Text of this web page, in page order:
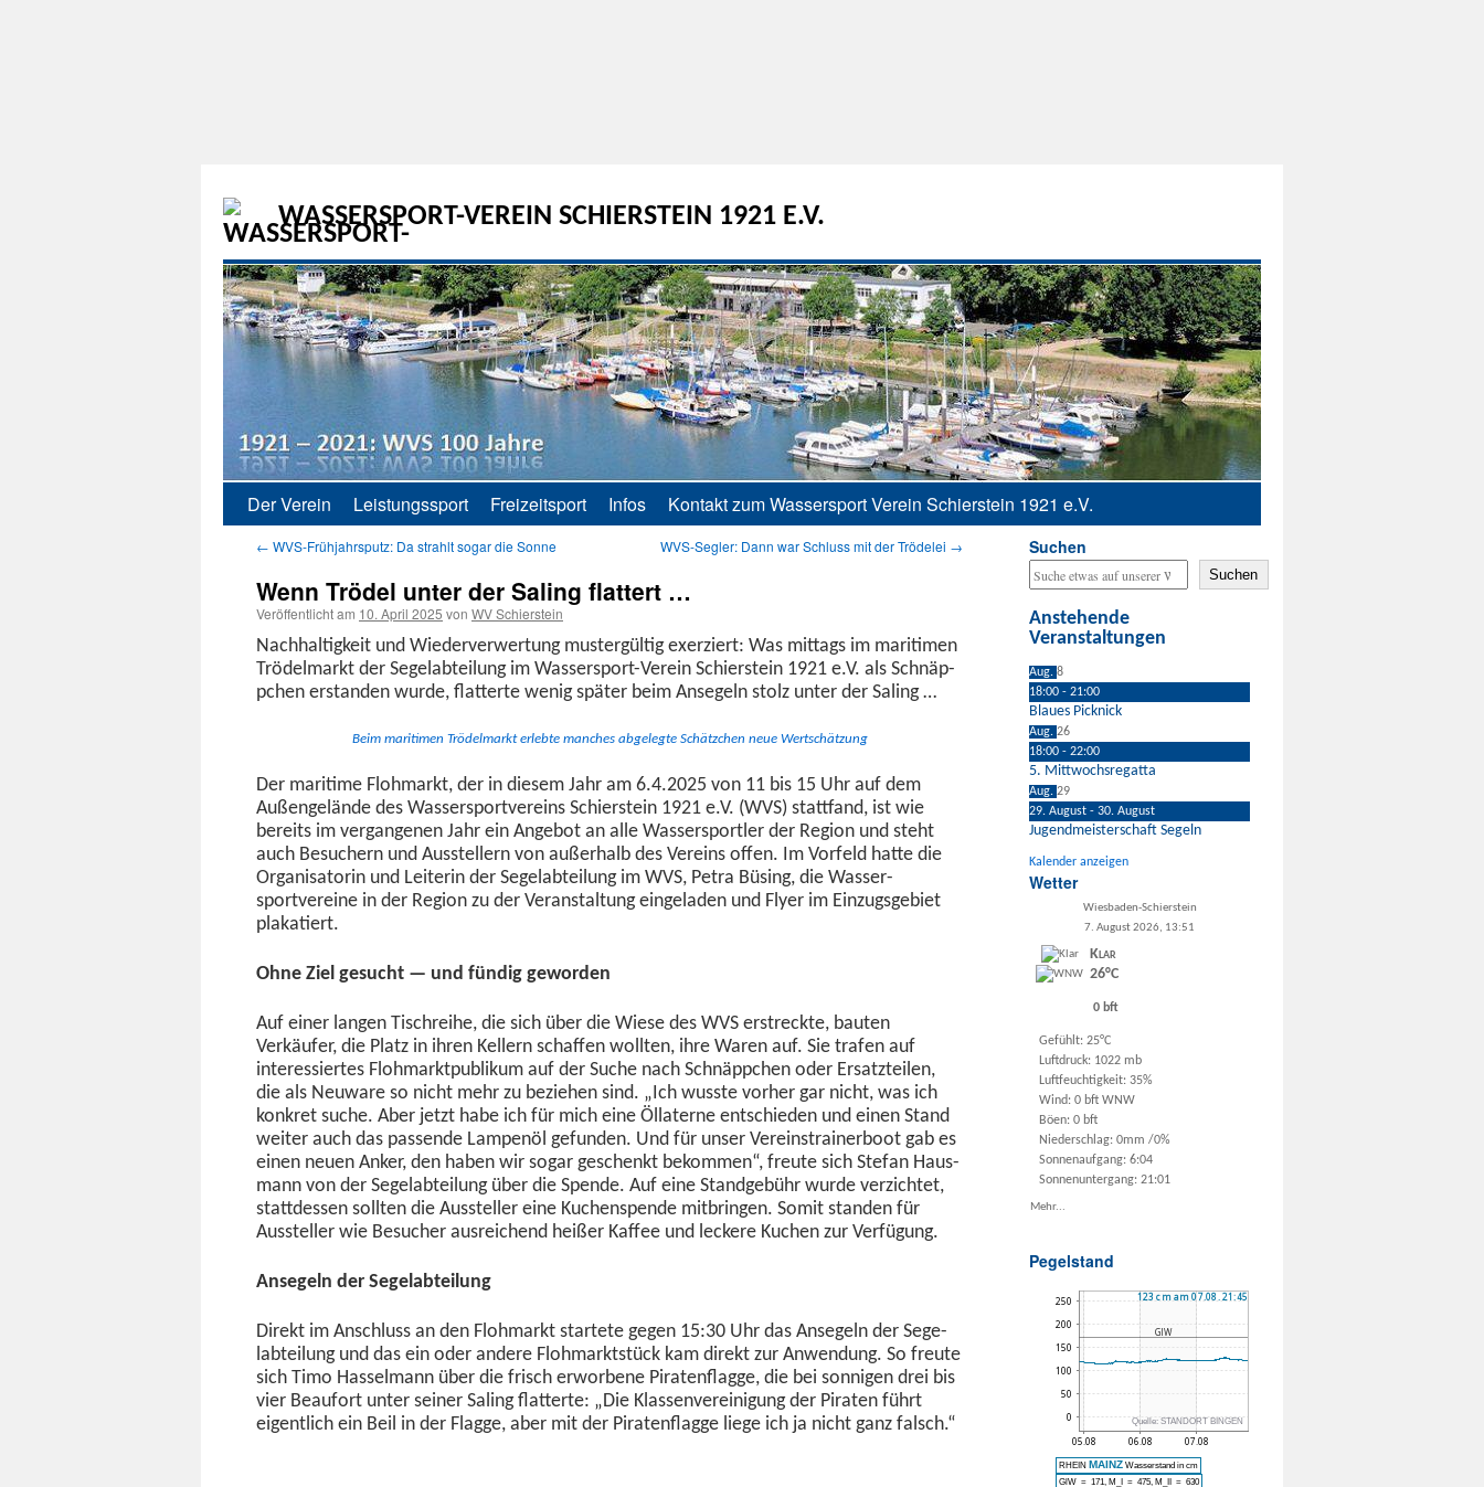
WASSERSPORT-VEREIN SCHIERSTEIN 1921 E.V.
Zum
Inhalt
springen
Der Verein Leistungssport Freizeitsport Infos Kontakt zum Wassersport Verein Schierstein 1921 e.V.
← WVS-Frühjahrsputz: Da strahlt sogar die Sonne WVS-Segler: Dann war Schluss mit der Trödelei →
Wenn Trödel unter der Saling flattert …
Veröffentlicht am 10. April 2025 von WV Schierstein
Nach­haltigkeit und Wiederver­w­er­tung mustergültig exerziert: Was mit­tags im mar­iti­men
Trödel­markt der Sege­labteilung im Wasser­sport-Vere­in Schier­stein 1921 e.V. als Schnäp­
pchen erstanden wurde, flat­terte wenig später beim Ansegeln stolz unter der Saling …
Beim mar­iti­men Trödel­markt erlebte manch­es abgelegte Schätzchen neue Wertschätzung
Der mar­itime Flohmarkt, der in diesem Jahr am 6.4.2025 von 11 bis 15 Uhr auf dem
Außen­gelände des Wasser­sportvere­ins Schier­stein 1921 e.V. (WVS) stat­tfand, ist wie
bere­its im ver­gan­genen Jahr ein Ange­bot an alle Wasser­sportler der Region und ste­ht
auch Besuch­ern und Ausstellern von außer­halb des Vere­ins offen. Im Vor­feld hat­te die
Organ­isatorin und Lei­t­erin der Sege­labteilung im WVS, Petra Büs­ing, die Wasser­
sportvere­ine in der Region zu der Ver­anstal­tung ein­ge­laden und Fly­er im Einzugs­ge­bi­et
plakatiert.
Ohne Ziel gesucht — und fündig geworden
Auf ein­er lan­gen Tis­chrei­he, die sich über die Wiese des WVS erstreck­te, baut­en
Verkäufer, die Platz in ihren Kellern schaf­fen woll­ten, ihre Waren auf. Sie trafen auf
inter­essiertes Flohmark­t­pub­likum auf der Suche nach Schnäp­pchen oder Ersatzteilen,
die als Neuware so nicht mehr zu beziehen sind. „Ich wusste vorher gar nicht, was ich
konkret suche. Aber jet­zt habe ich für mich eine Öllater­ne entsch­ieden und einen Stand
weit­er auch das passende Lam­p­enöl gefun­den. Und für unser Vere­in­strainer­boot gab es
einen neuen Anker, den haben wir sog­ar geschenkt bekom­men“, freute sich Ste­fan Haus­
mann von der Sege­labteilung über die Spende. Auf eine Standge­bühr wurde verzichtet,
stattdessen soll­ten die Aussteller eine Kuchen­spende mit­brin­gen. Somit standen für
Aussteller wie Besuch­er aus­re­ichend heißer Kaf­fee und leckere Kuchen zur Verfügung.
Ansegeln der Segelabteilung
Direkt im Anschluss an den Flohmarkt startete gegen 15:30 Uhr das Ansegeln der Sege­
labteilung und das ein oder andere Flohmark­t­stück kam direkt zur Anwen­dung. So freute
sich Timo Has­sel­mann über die frisch erwor­bene Piraten­flagge, die bei son­ni­gen drei bis
vier Beau­fort unter sein­er Sal­ing flat­terte: „Die Klassen­vere­ini­gung der Pirat­en führt
eigentlich ein Beil in der Flagge, aber mit der Piraten­flagge liege ich ja nicht ganz falsch.“
Suchen
Suchen
Anstehende
Veranstaltungen
Aug. 8
18:00 - 21:00
Blaues Picknick
Aug. 26
18:00 - 22:00
5. Mittwochsregatta
Aug. 29
29. August - 30. August
Jugendmeisterschaft Segeln
Kalender anzeigen
Wetter
Wiesbaden-Schierstein
7. August 2026, 13:51
Klar
26°C
0 bft
Gefühlt: 25°C
Luftdruck: 1022 mb
Luftfeuchtigkeit: 35%
Wind: 0 bft WNW
Böen: 0 bft
Niederschlag: 0mm /0%
Sonnenaufgang: 6:04
Sonnenuntergang: 21:01
Mehr...
Pegelstand